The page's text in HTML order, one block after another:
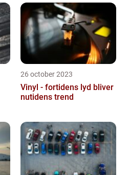
26 october 2023
Vinyl - fortidens lyd bliver
nutidens trend